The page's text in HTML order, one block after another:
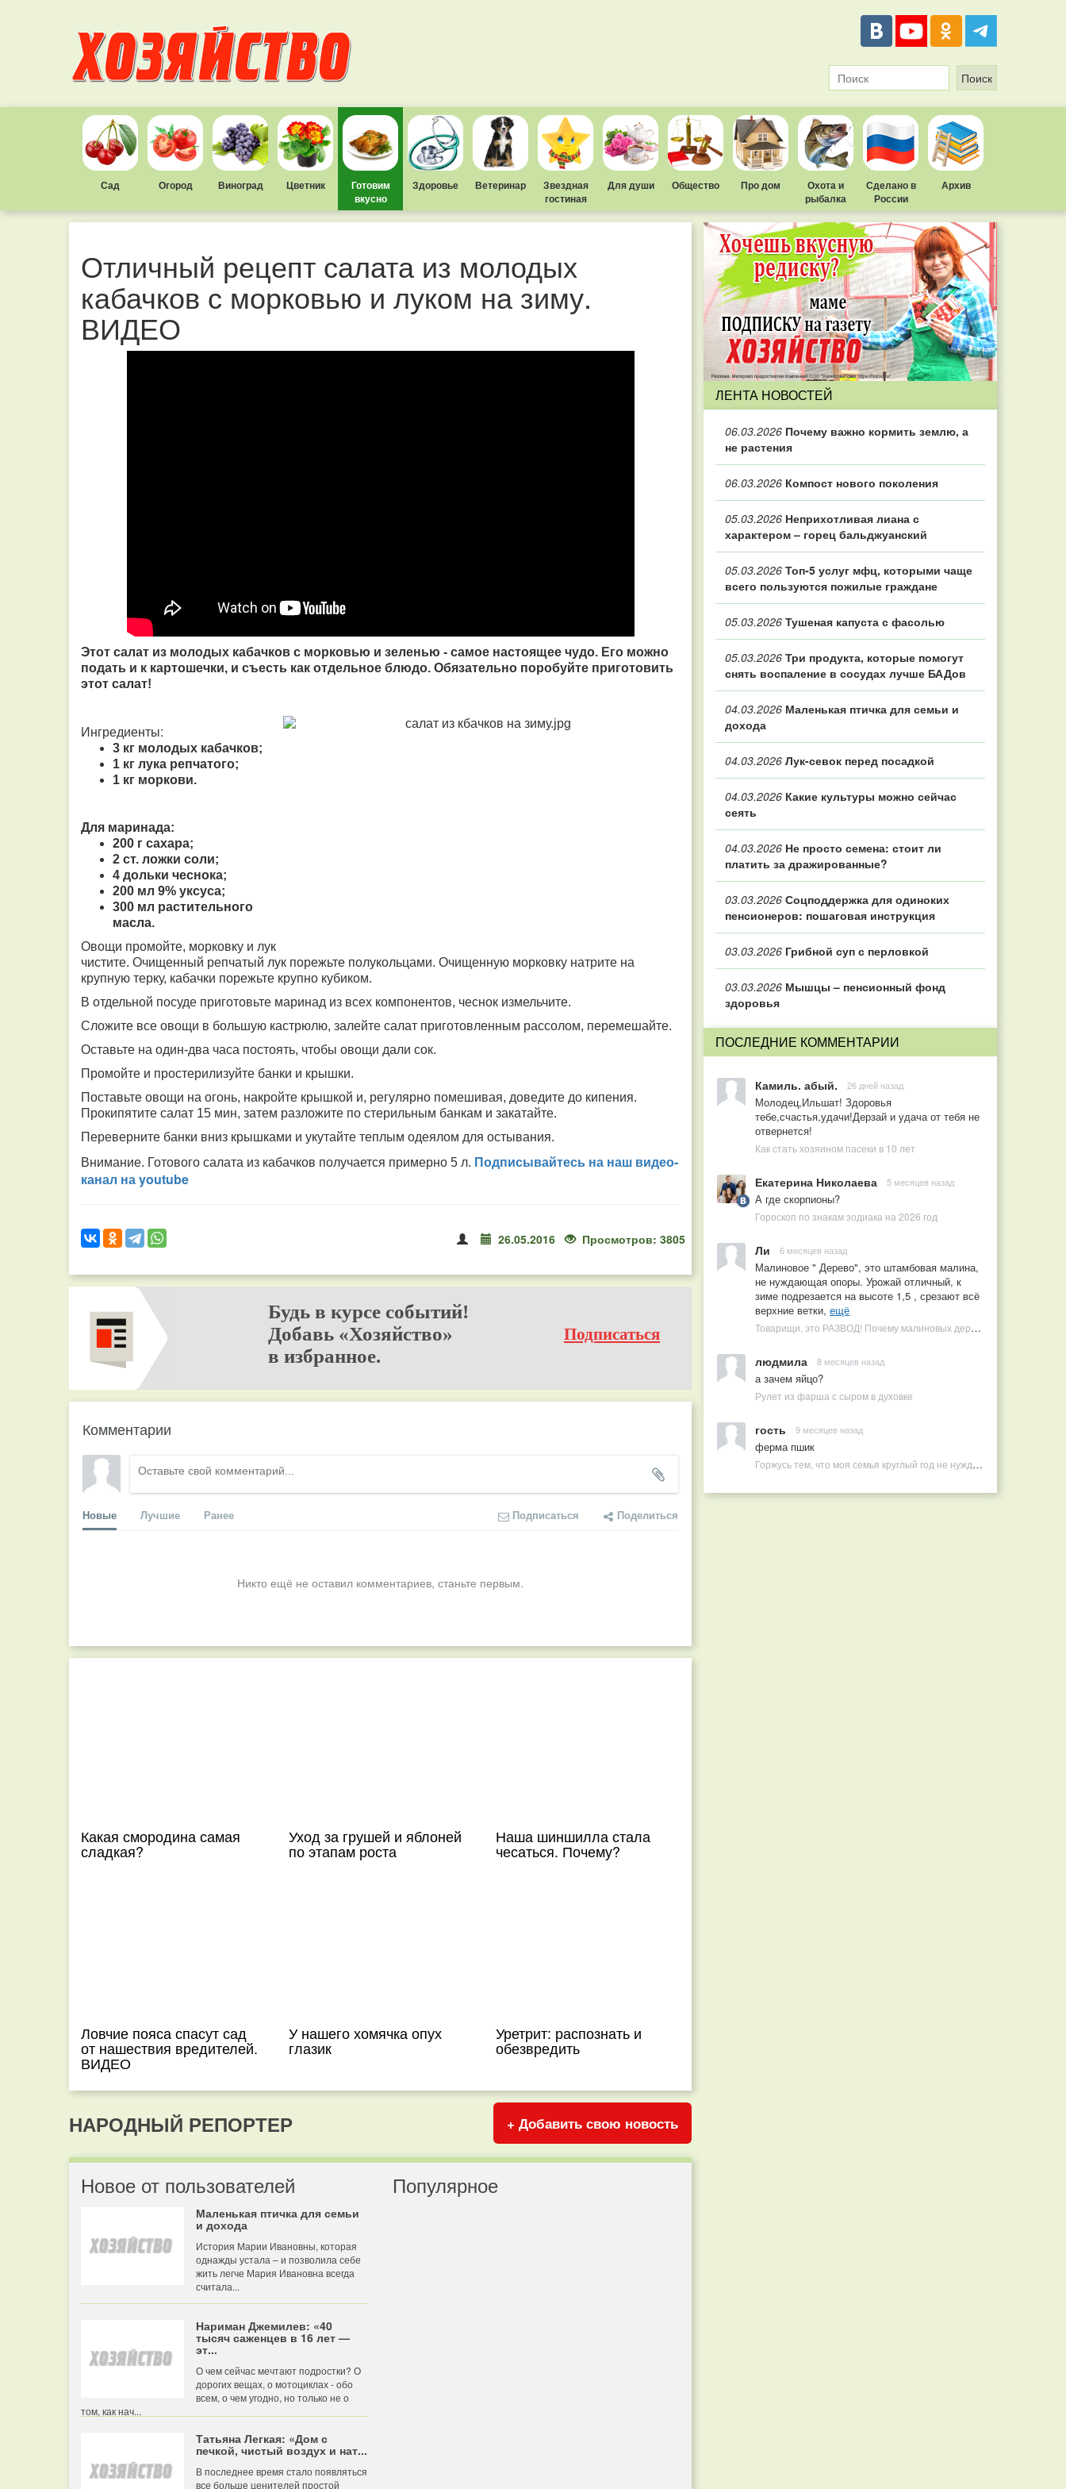
Сад Огород Виноград Цветник
Готовим
вкусно
Здоровье Ветеринар
Звездная
гостиная
Для души Общество Про дом
Охота и
рыбалка
Сделано в
России
Архив
Отличный рецепт салата из молодых
кабачков с морковью и луком на зиму.
ВИДЕО
Этот салат из молодых кабачков с морковью и зеленью - самое настоящее чудо. Его можно
подать и к картошечки, и съесть как отдельное блюдо. Обязательно поробуйте приготовить
этот салат!
Ингредиенты:
3 кг молодых кабачков;
1 кг лука репчатого;
1 кг моркови.
Для маринада:
200 г сахара;
2 ст. ложки соли;
4 дольки чеснока;
200 мл 9% уксуса;
300 мл растительного
масла.
Овощи промойте, морковку и лук
чистите. Очищенный репчатый лук порежьте полукольцами. Очищенную морковку натрите на
крупную терку, кабачки порежьте крупно кубиком.
В отдельной посуде приготовьте маринад из всех компонентов, чеснок измельчите.
Сложите все овощи в большую кастрюлю, залейте салат приготовленным рассолом, перемешайте.
Оставьте на один-два часа постоять, чтобы овощи дали сок.
Промойте и простерилизуйте банки и крышки.
Поставьте овощи на огонь, накройте крышкой и, регулярно помешивая, доведите до кипения.
Прокипятите салат 15 мин, затем разложите по стерильным банкам и закатайте.
Переверните банки вниз крышками и укутайте теплым одеялом для остывания.
Внимание. Готового салата из кабачков получается примерно 5 л. Подписывайтесь на наш видео­
канал на youtube
26.05.2016 Просмотров: 3805
Будь в курсе событий!
Добавь «Хозяйство»
в избранное.
Подписаться
Комментарии
Новые Лучшие Ранее Подписаться Поделиться
Никто ещё не оставил комментариев, станьте первым.
Какая смородина самая
сладкая?
Уход за грушей и яблоней
по этапам роста
Наша шиншилла стала
чесаться. Почему?
Ловчие пояса спасут сад
от нашествия вредителей.
ВИДЕО
У нашего хомячка опух
глазик
Уретрит: распознать и
обезвредить
НАРОДНЫЙ РЕПОРТЕР + Добавить свою новость
Новое от пользователей
Маленькая птичка для семьи
и дохода
История Марии Ивановны, которая
однажды устала – и позволила себе
жить легче Мария Ивановна всегда
считала...
Нариман Джемилев: «40
тысяч саженцев в 16 лет —
эт...
О чем сейчас мечтают подростки? О
дорогих вещах, о мотоциклах - обо
всем, о чем угодно, но только не о
том, как нач...
Татьяна Легкая: «Дом с
печкой, чистый воздух и нат...
В последнее время стало появляться
все больше ценителей простой
Популярное
ЛЕНТА НОВОСТЕЙ
06.03.2026 Почему важно кормить землю, а
не растения
06.03.2026 Компост нового поколения
05.03.2026 Неприхотливая лиана с
характером – горец бальджуанский
05.03.2026 Топ‑5 услуг мфц, которыми чаще
всего пользуются пожилые граждане
05.03.2026 Тушеная капуста с фасолью
05.03.2026 Три продукта, которые помогут
снять воспаление в сосудах лучше БАДов
04.03.2026 Маленькая птичка для семьи и
дохода
04.03.2026 Лук-севок перед посадкой
04.03.2026 Какие культуры можно сейчас
сеять
04.03.2026 Не просто семена: стоит ли
платить за дражированные?
03.03.2026 Соцподдержка для одиноких
пенсионеров: пошаговая инструкция
03.03.2026 Грибной суп с перловкой
03.03.2026 Мышцы – пенсионный фонд
здоровья
ПОСЛЕДНИЕ КОММЕНТАРИИ
Камиль. абый. 26 дней назад
Молодец,Ильшат! Здоровья
тебе,счастья,удачи!Дерзай и удача от тебя не
отвернется!
Как стать хозяином пасеки в 10 лет
Екатерина Николаева 5 месяцев назад
А где скорпионы?
Гороскоп по знакам зодиака на 2026 год
Ли 6 месяцев назад
Малиновое " Дерево", это штамбовая малина,
не нуждающая опоры. Урожай отличный, к
зиме подрезается на высоте 1,5 , срезают всё
верхние ветки, ещё
Товарищи, это РАЗВОД! Почему малиновых деревьев не бывает, или Как ушлые продавцы наживаются на мечтах садоводов
людмила 8 месяцев назад
а зачем яйцо?
Рулет из фарша с сыром в духовке
гость 9 месяцев назад
ферма пшик
Горжусь тем, что моя семья круглый год не нуждается в покупных витаминах